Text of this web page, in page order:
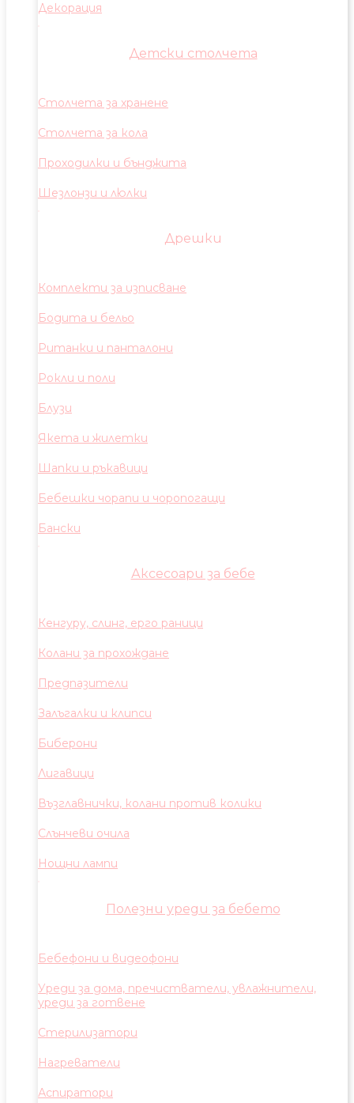
Декорация
Детски столчета
Столчета за хранене
Столчета за кола
Проходилки и бънджита
Шезлонзи и люлки
Дрешки
Комплекти за изписване
Бодита и бельо
Ританки и панталони
Рокли и поли
Блузи
Якета и жилетки
Шапки и ръкавици
Бебешки чорапи и чоропогащи
Бански
Аксесоари за бебе
Кенгуру, слинг, ерго раници
Колани за прохождане
Предпазители
Залъгалки и клипси
Биберони
Лигавици
Възглавнички, колани против колики
Слънчеви очила
Нощни лампи
Полезни уреди за бебето
Бебефони и видеофони
Уреди за дома, пречистватели, увлажнители,
уреди за готвене
Стерилизатори
Нагреватели
Аспиратори